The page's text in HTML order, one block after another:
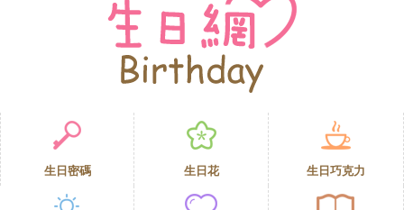
生日密碼 生日花 生日巧克力